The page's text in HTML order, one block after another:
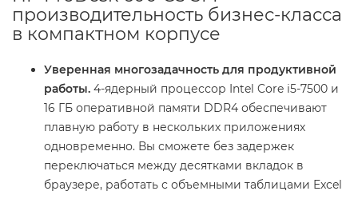
производительность бизнес-класса
в компактном корпусе
Уверенная многозадачность для продуктивной
работы. 4-ядерный процессор Intel Core i5-7500 и
16 ГБ оперативной памяти DDR4 обеспечивают
плавную работу в нескольких приложениях
одновременно. Вы сможете без задержек
переключаться между десятками вкладок в
браузере, работать с объемными таблицами Excel